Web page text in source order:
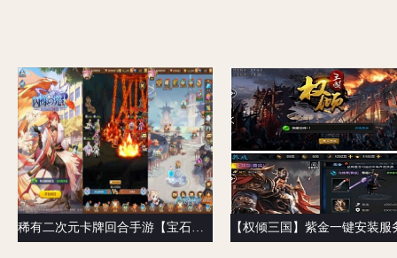
稀有二次元卡牌回合手游【宝石新火凤凰马红俊6.5万级内购版】最新整理Linux手工服务端+多区跨服+自定义英雄+自定义符文+GM授权后台+安卓+详细搭建教程+视频教程